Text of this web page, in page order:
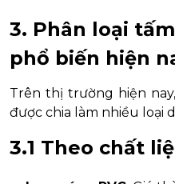
3. Phân loại
phổ biến hiện
Trên thị trường hiện nay,
được chia làm nhiều loại
3.1 Theo chất